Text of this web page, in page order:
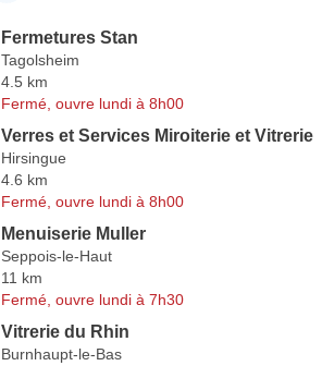
Fermetures Stan
Tagolsheim
4.5 km
Fermé, ouvre lundi à 8h00
Verres et Services Miroiterie et Vitrerie
Hirsingue
4.6 km
Fermé, ouvre lundi à 8h00
Menuiserie Muller
Seppois-le-Haut
11 km
Fermé, ouvre lundi à 7h30
Vitrerie du Rhin
Burnhaupt-le-Bas